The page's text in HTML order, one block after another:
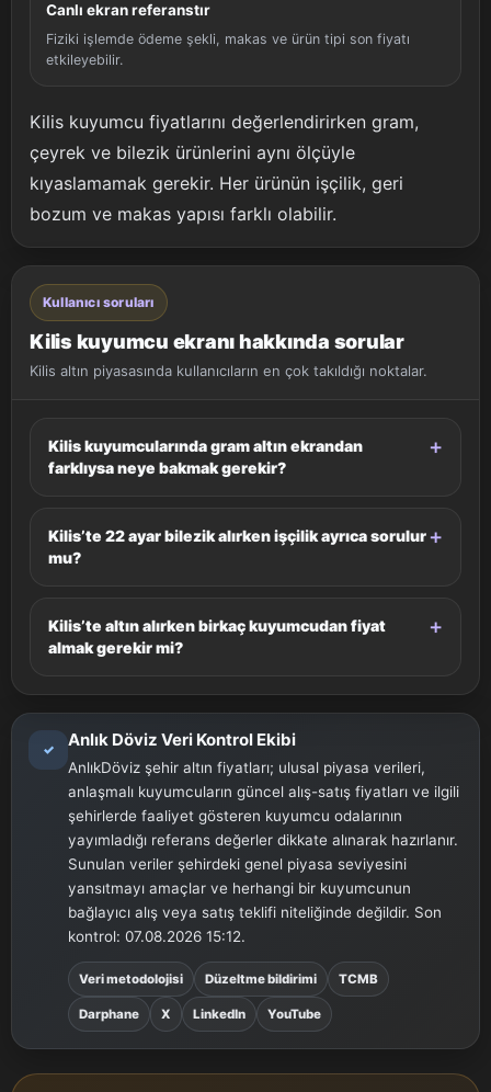
Canlı ekran referanstır
Fiziki işlemde ödeme şekli, makas ve ürün tipi son fiyatı
etkileyebilir.
Kilis kuyumcu fiyatlarını değerlendirirken gram,
çeyrek ve bilezik ürünlerini aynı ölçüyle
kıyaslamamak gerekir. Her ürünün işçilik, geri
bozum ve makas yapısı farklı olabilir.
Kullanıcı soruları
Kilis kuyumcu ekranı hakkında sorular
Kilis altın piyasasında kullanıcıların en çok takıldığı noktalar.
Kilis kuyumcularında gram altın ekrandan
farklıysa neye bakmak gerekir?
Kilis’te 22 ayar bilezik alırken işçilik ayrıca sorulur
mu?
Kilis’te altın alırken birkaç kuyumcudan fiyat
almak gerekir mi?
✓ Anlık Döviz Veri Kontrol Ekibi
AnlıkDöviz şehir altın fiyatları; ulusal piyasa verileri,
anlaşmalı kuyumcuların güncel alış-satış fiyatları ve ilgili
şehirlerde faaliyet gösteren kuyumcu odalarının
yayımladığı referans değerler dikkate alınarak hazırlanır.
Sunulan veriler şehirdeki genel piyasa seviyesini
yansıtmayı amaçlar ve herhangi bir kuyumcunun
bağlayıcı alış veya satış teklifi niteliğinde değildir. Son
kontrol: 07.08.2026 15:12.
Veri metodolojisi Düzeltme bildirimi TCMB
Darphane X LinkedIn YouTube